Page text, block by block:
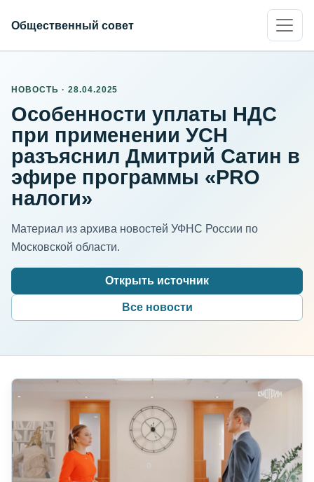
Общественный совет
НОВОСТЬ · 28.04.2025
Особенности уплаты НДС
при применении УСН
разъяснил Дмитрий Сатин в
эфире программы «PRO
налоги»
Материал из архива новостей УФНС России по
Московской области.
Открыть источник
Все новости